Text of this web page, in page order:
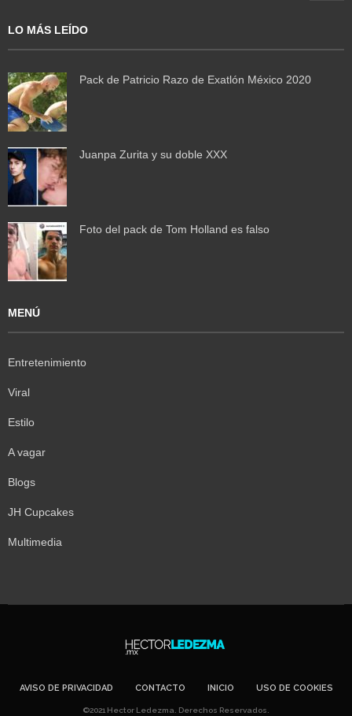
LO MÁS LEÍDO
Pack de Patricio Razo de Exatlón México 2020
Juanpa Zurita y su doble XXX
Foto del pack de Tom Holland es falso
MENÚ
Entretenimiento
Viral
Estilo
A vagar
Blogs
JH Cupcakes
Multimedia
AVISO DE PRIVACIDAD CONTACTO INICIO USO DE COOKIES
©2021 Hector Ledezma. Derechos Reservados.